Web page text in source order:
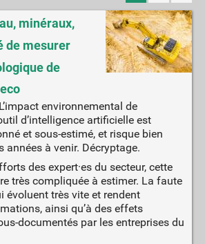
minéraux,
de mesurer
de
environnemental de
d’intelligence artificielle est
et sous-estimé, et risque bien
années à venir. Décryptage.
des expert·es du secteur, cette
très compliquée à estimer. La faute
évoluent très vite et rendent
ainsi qu’à des effets
documentés par les entreprises du